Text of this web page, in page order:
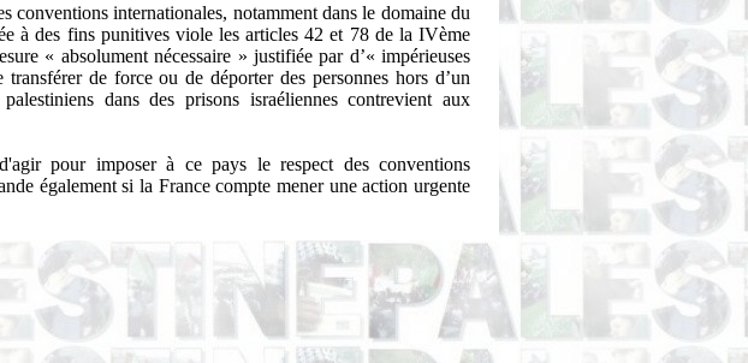
internationales, notamment dans le domaine du
à des fins punitives viole les articles 42 et 78 de la IVème
« absolument nécessaire » justifiée par d’« impérieuses
de force ou de déporter des personnes hors d’un
dans des prisons israéliennes contrevient aux
pour imposer à ce pays le respect des conventions
également si la France compte mener une action urgente